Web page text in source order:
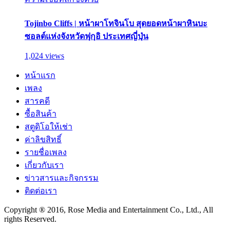
Tojinbo Cliffs | หน้าผาโทจินโบ สุดยอดหน้าผาหินบะ
ซอลต์แห่งจังหวัดฟุกุอิ ประเทศญี่ปุ่น
1,024 views
หน้าแรก
เพลง
สารคดี
ซื้อสินค้า
สตูดิโอให้เช่า
ค่าลิขสิทธิ์
รายชื่อเพลง
เกี่ยวกับเรา
ข่าวสารและกิจกรรม
ติดต่อเรา
Copyright ® 2016, Rose Media and Entertainment Co., Ltd., All
rights Reserved.